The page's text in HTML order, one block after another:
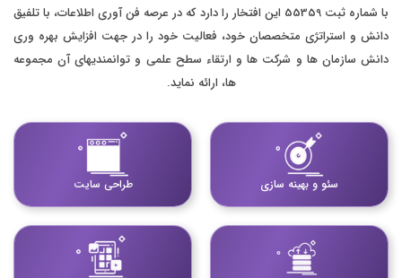
با شماره ثبت 55359 این افتخار را دارد که در عرصه فن آوری اطلاعات، با تلفیق
دانش و استراتژی متخصصان خود، فعالیت خود را در جهت افزایش بهره وری
دانش سازمان ها و شرکت ها و ارتقاء سطح علمی و توانمندیهای آن مجموعه
ها، ارائه نماید.
طراحی سایت سئو و بهینه سازی